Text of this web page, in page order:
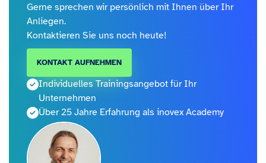
Gerne sprechen wir persönlich mit Ihnen über Ihr
Anliegen.
Kontaktieren Sie uns noch heute!
KONTAKT AUFNEHMEN
Individuelles Trainingsangebot für Ihr
Unternehmen
Über 25 Jahre Erfahrung als inovex Academy